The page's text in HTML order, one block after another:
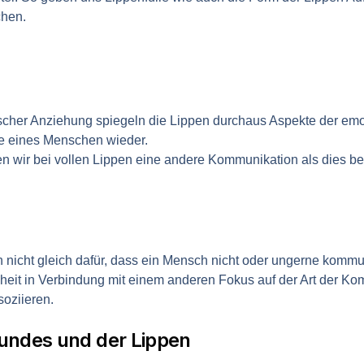
Anziehung spiegeln die Lippen durchaus Aspekte der
eines Menschen wieder.
wir bei vollen Lippen eine andere Kommunikation als dies
nicht gleich dafür, dass ein Mensch nicht oder ungerne
in Verbindung mit einem anderen Fokus auf der Art der
und der Lippen